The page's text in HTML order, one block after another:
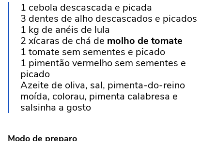
1 cebola descascada e picada
3 dentes de alho descascados e picados
1 kg de anéis de lula
2 xícaras de chá de molho de tomate
1 tomate sem sementes e picado
1 pimentão vermelho sem sementes e
picado
Azeite de oliva, sal, pimenta-do-reino
moída, colorau, pimenta calabresa e
salsinha a gosto
Modo de preparo